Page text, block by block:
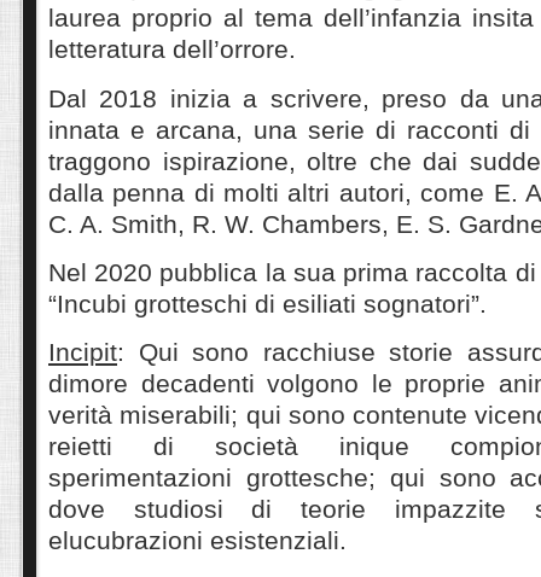
laurea proprio al tema dell’infanzia
letteratura dell’orrore.
Dal 2018 inizia a scrivere, preso da
innata e arcana, una serie di racconti di
traggono ispirazione, oltre che dai
dalla penna di molti altri autori, come E.
C. A. Smith, R. W. Chambers, E. S.
Nel 2020 pubblica la sua prima raccolta
“Incubi grotteschi di esiliati sognatori”.
Incipit: Qui sono racchiuse storie
dimore decadenti volgono le proprie
verità miserabili; qui sono contenute
reietti di società inique
sperimentazioni grottesche; qui sono
dove studiosi di teorie impazzite
elucubrazioni esistenziali.